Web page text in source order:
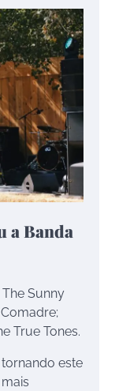
a Banda
Sunny
True Tones.
este